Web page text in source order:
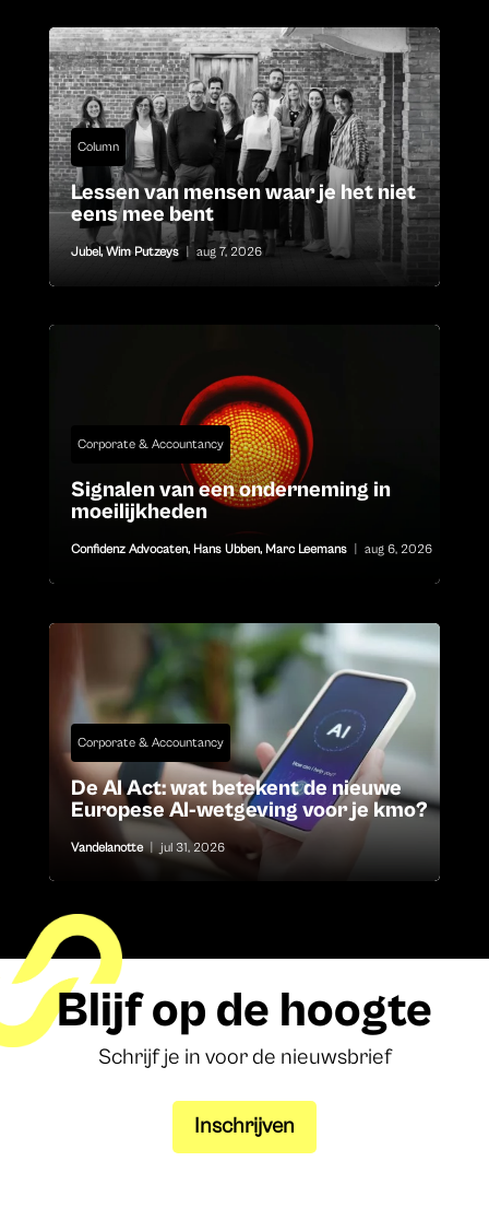
Column
Lessen van mensen waar je het niet
eens mee bent
Jubel,Wim Putzeys | aug 7, 2026
Corporate & Accountancy
Signalen van een onderneming in
moeilijkheden
Confidenz Advocaten, Hans Ubben, Marc Leemans aug 6, 2026
Corporate & Accountancy
De AI Act: wat betekent de nieuwe
Europese AI-wetgeving voor je kmo?
Vandelanotte jul 31, 2026
Blijf op de hoogte
Schrijf je in voor de nieuwsbrief
Inschrijven